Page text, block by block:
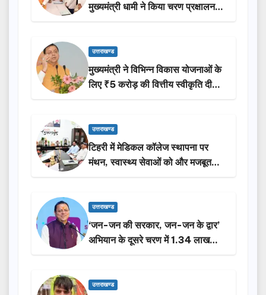
मुख्यमंत्री धामी ने किया चरण प्रक्षालन…
उत्तराखण्ड
मुख्यमंत्री ने विभिन्न विकास योजनाओं के
लिए ₹5 करोड़ की वित्तीय स्वीकृति दी…
उत्तराखण्ड
टिहरी में मेडिकल कॉलेज स्थापना पर
मंथन, स्वास्थ्य सेवाओं को और मजबूत
करेगी सरकार: मुख्यमंत्री धामी…
उत्तराखण्ड
‘जन-जन की सरकार, जन-जन के द्वार’
अभियान के दूसरे चरण में 1.34 लाख
लोगों की भागीदारी…
उत्तराखण्ड